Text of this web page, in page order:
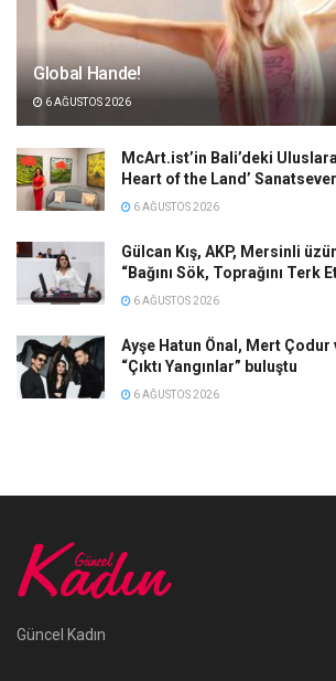
Global Hande!
6 AĞUSTOS 2026
McArt.ist’in Bali’deki
Heart of the Land’
6 AĞUSTOS 2026
Gülcan Kış, AKP, Mersinli
“Bağını Sök, Toprağını Terk
6 AĞUSTOS 2026
Ayşe Hatun Önal, Mert Çodur
“Çıktı Yangınlar” buluştu
6 AĞUSTOS 2026
Güncel Kadın